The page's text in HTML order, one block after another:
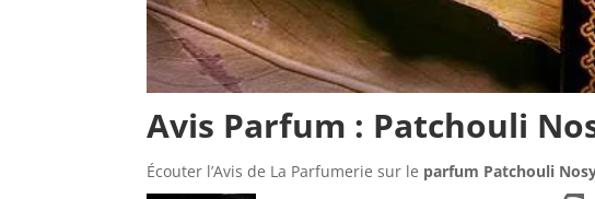
Avis Parfum : Patchouli
Écouter l’Avis de La Parfumerie sur le parfum Patchouli